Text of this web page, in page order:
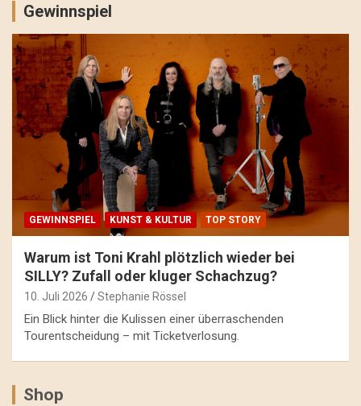
Gewinnspiel
GEWINNSPIEL KUNST & KULTUR TOP STORY
Warum ist Toni Krahl plötzlich wieder bei
SILLY? Zufall oder kluger Schachzug?
10. Juli 2026 Stephanie Rössel
Ein Blick hinter die Kulissen einer überraschenden
Tourentscheidung – mit Ticketverlosung.
Shop